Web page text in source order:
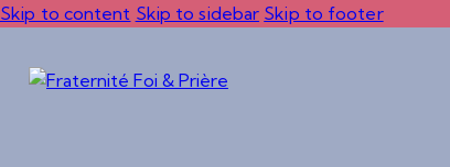
Skip to content Skip to sidebar Skip to footer